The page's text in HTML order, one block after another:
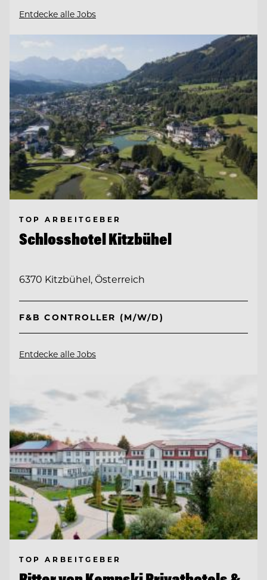
Entdecke alle Jobs
TOP ARBEITGEBER
Schlosshotel Kitzbühel
6370 Kitzbühel, Österreich
F&B CONTROLLER (M/W/D)
Entdecke alle Jobs
TOP ARBEITGEBER